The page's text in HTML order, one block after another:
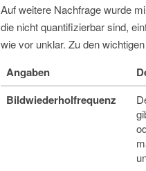
Auf weitere Nachfrage wurde
die nicht quantifizierbar sind,
wie vor unklar. Zu den
Angaben
Bildwiederholfrequenz